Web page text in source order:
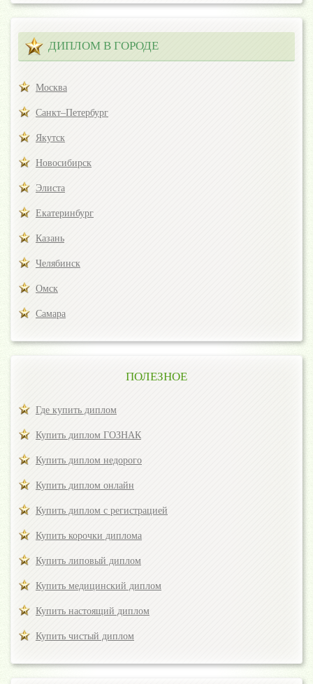
ДИПЛОМ В ГОРОДЕ
Москва
Санкт–Петербург
Якутск
Новосибирск
Элиста
Екатеринбург
Казань
Челябинск
Омск
Самара
ПОЛЕЗНОЕ
Где купить диплом
Купить диплом ГОЗНАК
Купить диплом недорого
Купить диплом онлайн
Купить диплом с регистрацией
Купить корочки диплома
Купить липовый диплом
Купить медицинский диплом
Купить настоящий диплом
Купить чистый диплом